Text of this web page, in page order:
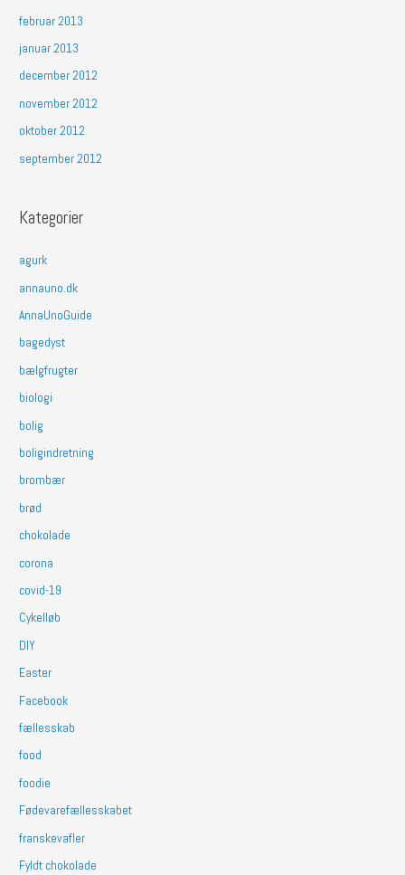
februar 2013
januar 2013
december 2012
november 2012
oktober 2012
september 2012
Kategorier
agurk
annauno.dk
AnnaUnoGuide
bagedyst
bælgfrugter
biologi
bolig
boligindretning
brombær
brød
chokolade
corona
covid-19
Cykelløb
DIY
Easter
Facebook
fællesskab
food
foodie
Fødevarefællesskabet
franskevafler
Fyldt chokolade